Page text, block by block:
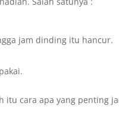
jam dinding itu hancur.
itu cara apa yang penting